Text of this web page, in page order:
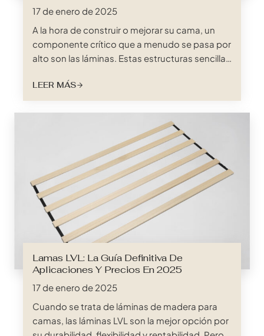
17 de enero de 2025
A la hora de construir o mejorar su cama, un
componente crítico que a menudo se pasa por
alto son las láminas. Estas estructuras sencillas
reparador. Pero, ¿qué son exactamente los
somieres y por qué son tan importantes?
Sumerjámonos en el mundo de los somieres y
descubramos todo lo que...
LEER MÁS
Lamas LVL: La Guía Definitiva De
Aplicaciones Y Precios En 2025
17 de enero de 2025
Cuando se trata de láminas de madera para
camas, las láminas LVL son la mejor opción por